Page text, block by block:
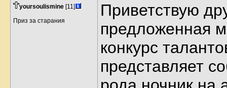
yoursoulismine [11]
Приз за старания
Приветствую
предложенная
конкурс
представляет